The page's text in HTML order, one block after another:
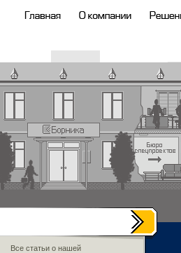
Все статьи о нашей